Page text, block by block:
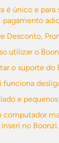
é único e
pagamento
Desconto,
utilizar o
o suporte
funciona
e
computador
no